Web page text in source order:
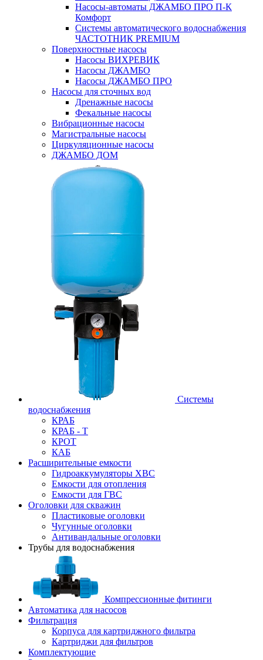
Насосы-автоматы ДЖАМБО ПРО П-К
Комфорт
Системы автоматического водоснабжения
ЧАСТОТНИК PREMIUM
Поверхностные насосы
Насосы ВИХРЕВИК
Насосы ДЖАМБО
Насосы ДЖАМБО ПРО
Насосы для сточных вод
Дренажные насосы
Фекальные насосы
Вибрационные насосы
Магистральные насосы
Циркуляционные насосы
ДЖАМБО ДОМ
Системы
водоснабжения
КРАБ
КРАБ - Т
КРОТ
КАБ
Расширительные емкости
Гидроаккумуляторы ХВС
Емкости для отопления
Емкости для ГВС
Оголовки для скважин
Пластиковые оголовки
Чугунные оголовки
Антивандальные оголовки
Трубы для водоснабжения
Компрессионные фитинги
Автоматика для насосов
Фильтрация
Корпуса для картриджного фильтра
Картриджи для фильтров
Комплектующие